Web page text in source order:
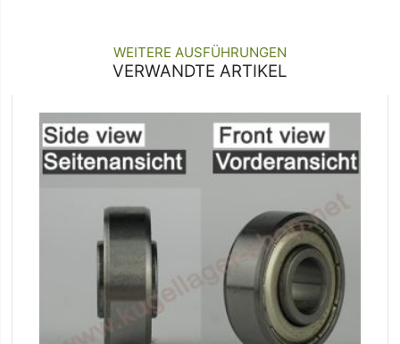
WEITERE AUSFÜHRUNGEN
VERWANDTE ARTIKEL